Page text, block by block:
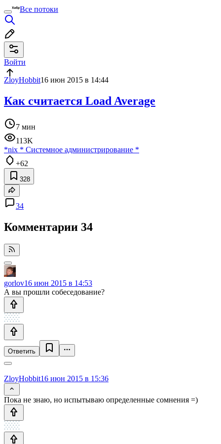
Все потоки
Войти
ZloyHobbit16 июн 2015 в 14:44
Как считается Load Average
7 мин
113K
*nix * Системное администрирование *
+62
328
34
Комментарии 34
gorlov16 июн 2015 в 14:53
А вы прошли собеседование?
Ответить
ZloyHobbit16 июн 2015 в 15:36
Пока не знаю, но испытываю определенные сомнения =)